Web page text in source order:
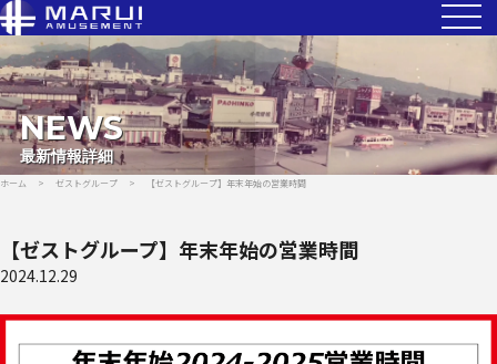
NEWS
最新情報詳細
ホーム > ゼストグループ > 【ゼストグループ】年末年始の営業時間
【ゼストグループ】年末年始の営業時間
2024.12.29